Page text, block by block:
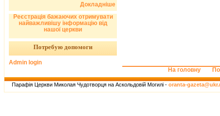
Докладніше
Реєстрація бажаючих отримувати
найважливішу інформацію від
нашої церкви
Потребую допомоги
Admin login
На головну
Парафія Церкви Миколая Чудотворця на Аскольдовій Могилі - oranta-